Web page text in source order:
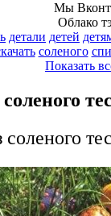
Мы
Облако
детали детей
соленого
Показать